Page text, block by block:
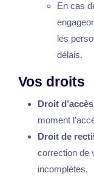
En cas
les
délais.
Vos droits
Droit d’accès
moment
Droit de
correction de
incomplètes.